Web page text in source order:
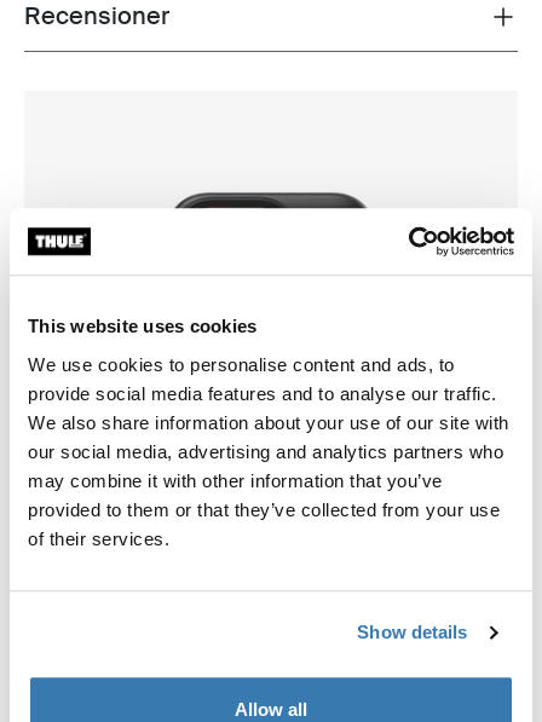
This website uses cookies
We use cookies to personalise content and ads, to
provide social media features and to analyse our traffic.
We also share information about your use of our site with
our social media, advertising and analytics partners who
may combine it with other information that you’ve
provided to them or that they’ve collected from your use
of their services.
Show details
Allow all
Toggle overview
Recensioner